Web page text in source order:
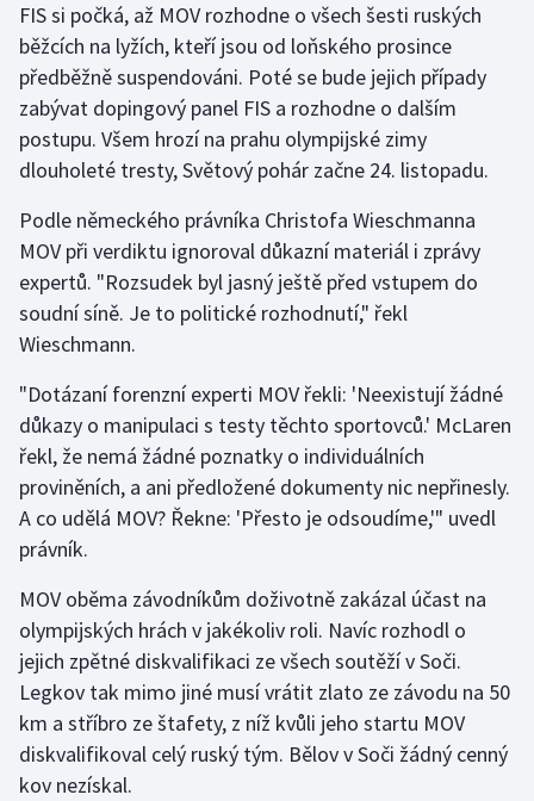
Jezdectví
Judo
Krasobruslení
Lyže a snowboard
Moderní pětiboj
Olympijské hry
Parasport
Plavání
Plážový volejbal
Ragby
Rychlobruslení
Rychlostní kanoistika
FIS si počká, až MOV rozhodne o všech šesti ruských
běžcích na lyžích, kteří jsou od loňského prosince
předběžně suspendováni. Poté se bude jejich případy
zabývat dopingový panel FIS a rozhodne o dalším
postupu. Všem hrozí na prahu olympijské zimy
dlouholeté tresty, Světový pohár začne 24. listopadu.
Podle německého právníka Christofa Wieschmanna
MOV při verdiktu ignoroval důkazní materiál i zprávy
expertů. "Rozsudek byl jasný ještě před vstupem do
soudní síně. Je to politické rozhodnutí," řekl
Wieschmann.
"Dotázaní forenzní experti MOV řekli: 'Neexistují žádné
důkazy o manipulaci s testy těchto sportovců.' McLaren
řekl, že nemá žádné poznatky o individuálních
proviněních, a ani předložené dokumenty nic nepřinesly.
A co udělá MOV? Řekne: 'Přesto je odsoudíme,'" uvedl
právník.
MOV oběma závodníkům doživotně zakázal účast na
olympijských hrách v jakékoliv roli. Navíc rozhodl o
jejich zpětné diskvalifikaci ze všech soutěží v Soči.
Legkov tak mimo jiné musí vrátit zlato ze závodu na 50
km a stříbro ze štafety, z níž kvůli jeho startu MOV
diskvalifikoval celý ruský tým. Bělov v Soči žádný cenný
kov nezískal.